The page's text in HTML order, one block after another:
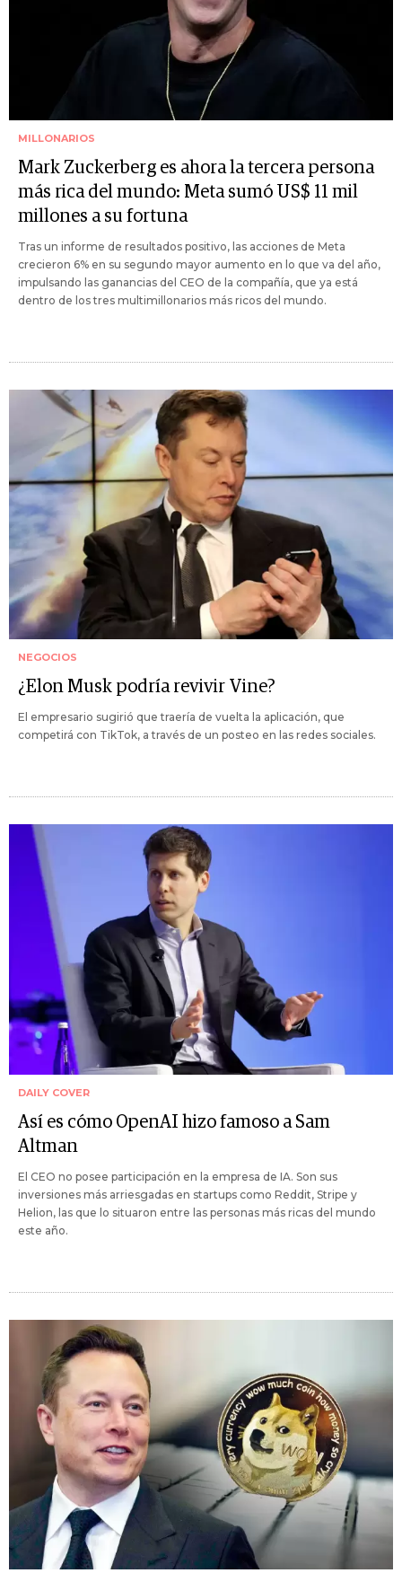
MILLONARIOS
Mark Zuckerberg es ahora la tercera persona
más rica del mundo: Meta sumó US$ 11 mil
millones a su fortuna
Tras un informe de resultados positivo, las acciones de Meta
crecieron 6% en su segundo mayor aumento en lo que va del año,
impulsando las ganancias del CEO de la compañía, que ya está
dentro de los tres multimillonarios más ricos del mundo.
NEGOCIOS
¿Elon Musk podría revivir Vine?
El empresario sugirió que traería de vuelta la aplicación, que
competirá con TikTok, a través de un posteo en las redes sociales.
DAILY COVER
Así es cómo OpenAI hizo famoso a Sam
Altman
El CEO no posee participación en la empresa de IA. Son sus
inversiones más arriesgadas en startups como Reddit, Stripe y
Helion, las que lo situaron entre las personas más ricas del mundo
este año.